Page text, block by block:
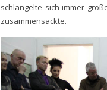
schlängelte sich immer
zusammensackte.